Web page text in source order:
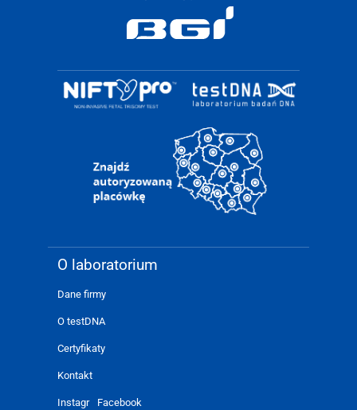
O laboratorium
Dane firmy
O testDNA
Certyfikaty
Kontakt
Instagr
Facebook